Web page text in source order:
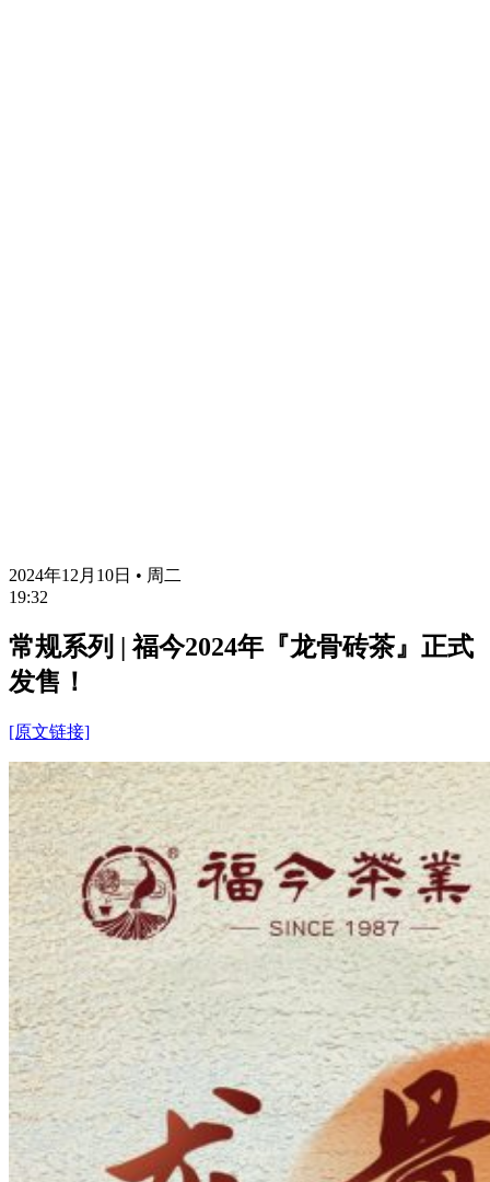
2024年12月10日 • 周二
19:32
常规系列 | 福今2024年『龙骨砖茶』正式
发售！
[原文链接]